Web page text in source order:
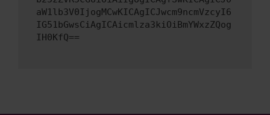
aW1lb3V0IjogMCwKICAgICJwcm9ncmVzcyI6
IG51bGwsCiAgICAicmlza3kiOiBmYWxzZQog
IH0KfQ==